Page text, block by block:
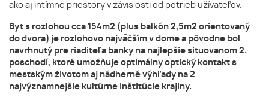
ako aj intímne priestory v závislosti od potrieb užívateľov.
Byt s rozlohou cca 154m2 (plus balkón 2,5m2 orientovaný
do dvora) je rozlohovo najväčším v dome a pôvodne bol
navrhnutý pre riaditeľa banky na najlepšie situovanom 2.
poschodí, ktoré umožňuje optimálny optický kontakt s
mestským životom aj nádherné výhľady na 2
najvýznamnejšie kultúrne inštitúcie krajiny.